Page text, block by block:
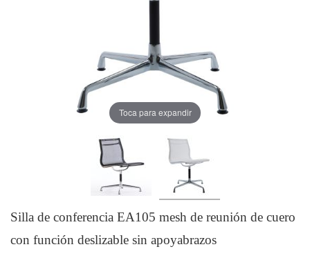
Silla de conferencia EA105 mesh de reunión de cuero
con función deslizable sin apoyabrazos
Toca para expandir